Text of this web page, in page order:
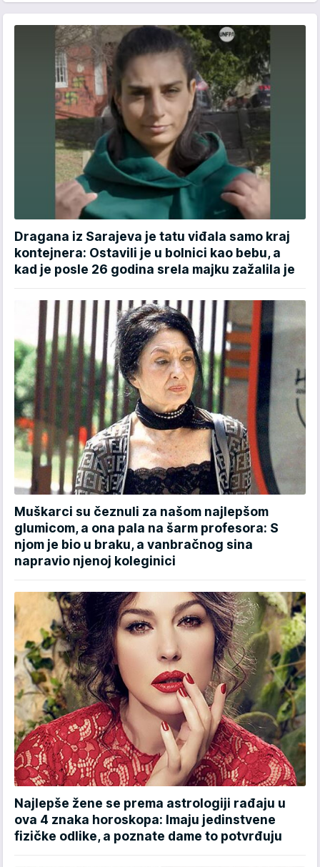
Dragana iz Sarajeva je tatu viđala samo kraj
kontejnera: Ostavili je u bolnici kao bebu, a
kad je posle 26 godina srela majku zažalila je
Muškarci su čeznuli za našom najlepšom
glumicom, a ona pala na šarm profesora: S
njom je bio u braku, a vanbračnog sina
napravio njenoj koleginici
Najlepše žene se prema astrologiji rađaju u
ova 4 znaka horoskopa: Imaju jedinstvene
fizičke odlike, a poznate dame to potvrđuju